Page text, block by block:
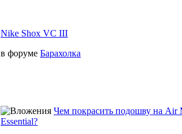
Nike Shox VC III
в форуме Барахолка
Чем покрасить подошву на Air
Essential?